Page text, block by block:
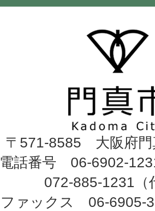
市
Kadoma
City
〒571-8585 大阪府門
電話番号 06-6902-
072-885-1231（
ファックス 06-6905-